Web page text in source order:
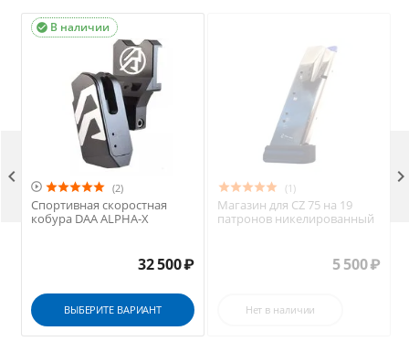
В наличии

 (2)
Спортивная скоростная
кобура DAA ALPHA-X
32 500₽
ВЫБЕРИТЕ ВАРИАНТ
(1)
Магазин для CZ 75 на 19
патронов никелированный
5 500₽
Нет в наличии
